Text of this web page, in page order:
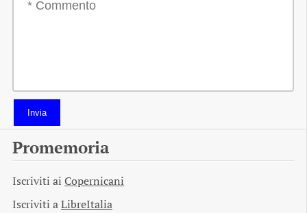
Invia
Promemoria
Iscriviti ai Copernicani
Iscriviti aLibreItalia